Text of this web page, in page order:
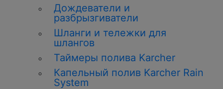
Дождеватели и
разбрызгиватели
Шланги и тележки для
шлангов
Таймеры полива Karcher
Капельный полив Karcher Rain
System